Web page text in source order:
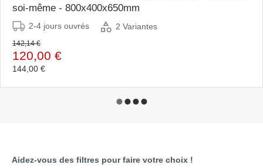
soi-même - 800x400x650mm
2-4 jours ouvrés 2 Variantes
142,14 €
120,00 €
144,00 €
Aidez-vous des filtres pour faire votre choix !